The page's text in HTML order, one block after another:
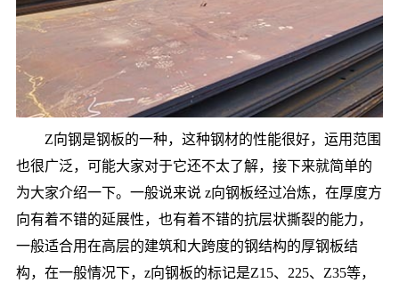
Z向钢是钢板的一种，这种钢材的性能很好，运用范围
也很广泛，可能大家对于它还不太了解，接下来就简单的
为大家介绍一下。一般说来说 z向钢板经过冶炼，在厚度方
向有着不错的延展性，也有着不错的抗层状撕裂的能力，
一般适合用在高层的建筑和大跨度的钢结构的厚钢板结
构，在一般情况下，z向钢板的标记是Z15、225、Z35等，